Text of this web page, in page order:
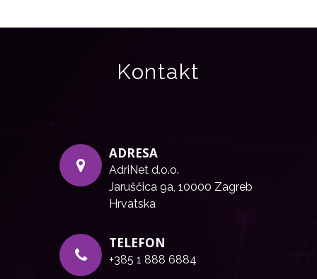
Kontakt
ADRESA
AdriNet d.o.o.
Jaruščica 9a, 10000 Zagreb
Hrvatska
TELEFON
+385 1 888 6884